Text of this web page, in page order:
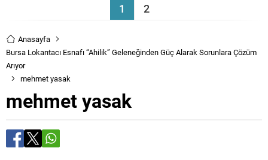
1 2
Anasayfa
Bursa Lokantacı Esnafı “Ahilik” Geleneğinden Güç Alarak Sorunlara Çözüm
Arıyor
mehmet yasak
mehmet yasak